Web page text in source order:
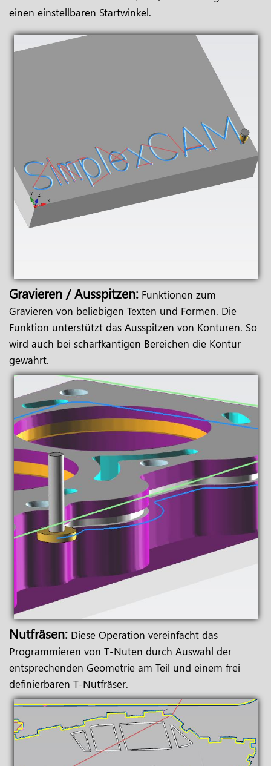
einen einstellbaren Startwinkel.
Gravieren / Ausspitzen: Funktionen zum
Gravieren von beliebigen Texten und Formen. Die
Funktion unterstützt das Ausspitzen von Konturen. So
wird auch bei scharfkantigen Bereichen die Kontur
gewahrt.
Nutfräsen: Diese Operation vereinfacht das
Programmieren von T-Nuten durch Auswahl der
entsprechenden Geometrie am Teil und einem frei
definierbaren T-Nutfräser.